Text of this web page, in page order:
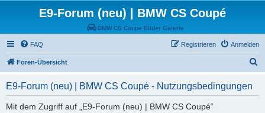
E9-Forum (neu) | BMW CS Coupé
BMW CS Coupe Bilder Galerie
FAQ Anmelden
Registrieren
Foren-Übersicht
E9-Forum (neu) | BMW CS Coupé - Nutzungsbedingungen
Mit dem Zugriff auf „E9-Forum (neu) | BMW CS Coupé“